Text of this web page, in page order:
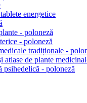
energetice
- poloneză
- poloneză
tradiționale -
atlase de plante
psihedelică - poloneză